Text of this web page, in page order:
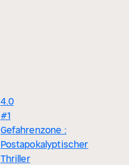
4.0
#1
Gefahrenzone :
Postapokalyptischer
Thriller